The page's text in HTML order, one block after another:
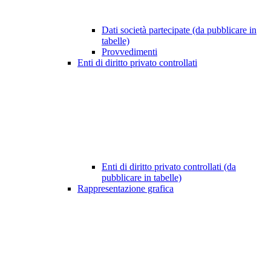
Dati società partecipate (da pubblicare in
tabelle)
Provvedimenti
Enti di diritto privato controllati
Enti di diritto privato controllati (da
pubblicare in tabelle)
Rappresentazione grafica